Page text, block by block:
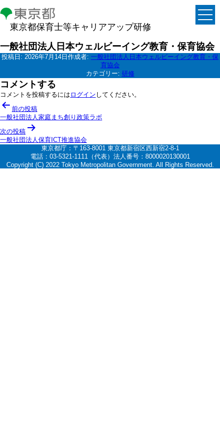
東京都保育士等キャリアアップ研修
一般社団法人日本ウェルビーイング教育・保育協会
投稿日: 2026年7月14日 作成者: 一般社団法人日本ウェルビーイング教育・保
育協会
カテゴリー: 研修
コメントする
コメントを投稿するには ログイン してください。
投
稿
ナ
ビ
ー
前の投稿
一般社団法人家庭まち創り政策ラボ
次の投稿
一般社団法人保育ICT推進協会
東京都庁：〒163-8001 東京都新宿区西新宿2-8-1
電話：03-5321-1111（代表）法人番号：8000020130001
Copyright (C) 2022 Tokyo Metropolitan Government. All Rights Reserved.